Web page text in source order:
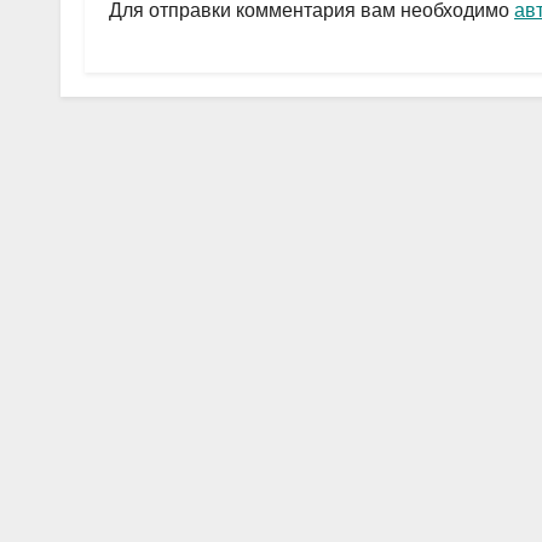
p
ть
Для отправки комментария вам необходимо